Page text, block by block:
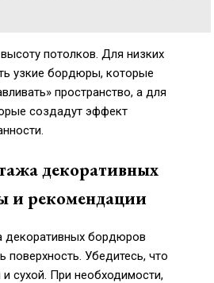
потолков. Для низких
узкие бордюры, которые
пространство, а для
создадут эффект
декоративных
и рекомендации
декоративных бордюров
поверхность. Убедитесь, что
сухой. При необходимости,